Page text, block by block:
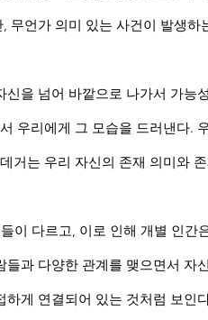
무언가 의미 있는 사건이 발생하
을 넘어 바깥으로 나가서 가능
우리에게 그 모습을 드러낸다.
거는 우리 자신의 존재 의미와
이 다르고, 이로 인해 개별 인간
과 다양한 관계를 맺으면서 자
게 연결되어 있는 것처럼 보인